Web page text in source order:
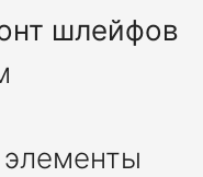
шлейфов